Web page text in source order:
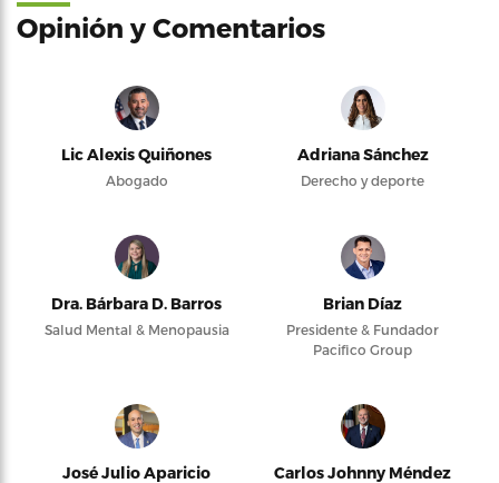
Opinión y Comentarios
Lic Alexis Quiñones
Abogado
Adriana Sánchez
Derecho y deporte
Dra. Bárbara D. Barros
Salud Mental & Menopausia
Brian Díaz
Presidente & Fundador
Pacifico Group
José Julio Aparicio
Carlos Johnny Méndez